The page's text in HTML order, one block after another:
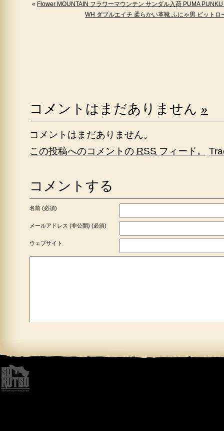
« Flower MOUNTAIN フラワーマウンテン サンダル入荷 PUMA
WH ダブルエイチ 柔らかい革靴 ふにゃ男 ビット
コメントはまだありません »
コメントはまだありません。
この投稿へのコメントの RSS フィード。
コメントする
名前 (必須)
メールアドレス (非公開) (必須)
ウェブサイト